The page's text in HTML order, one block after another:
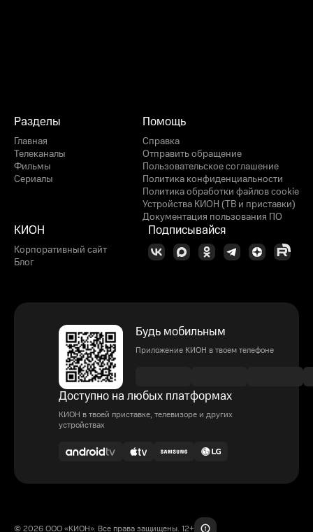
Разделы
Главная
Телеканалы
Фильмы
Сериалы
Помощь
Справка
Отправить обращение
Пользовательское соглашение
Политика конфиденциальности
Политика обработки файлов cookie
Устройства КИОН (ТВ и приставки)
Документация пользования ПО
КИОН
Корпоративный сайт
Блог
Подписывайся
Будь мобильным
Приложение КИОН в твоем телефоне
Доступно на любых платформах
КИОН в твоей приставке, телевизоре и других
устройствах
© 2026 ООО «КИОН». Все права защищены. 12+